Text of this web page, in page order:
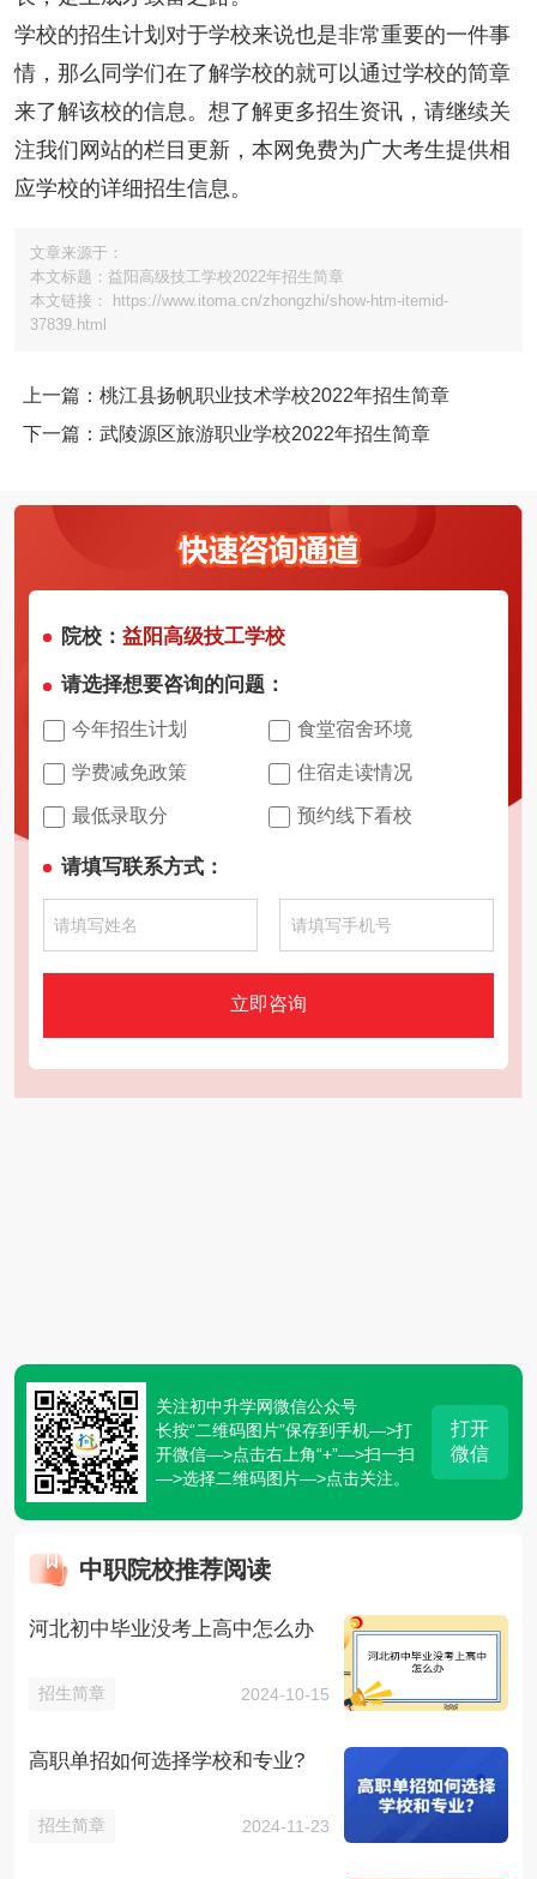
学校的招生计划对于学校来说也是非常重要的一件事
情，那么同学们在了解学校的就可以通过学校的简章
来了解该校的信息。想了解更多招生资讯，请继续关
注我们网站的栏目更新，本网免费为广大考生提供相
应学校的详细招生信息。
文章来源于：
本文标题：益阳高级技工学校2022年招生简章
本文链接： https://www.itoma.cn/zhongzhi/show-htm-itemid-
37839.html
上一篇：桃江县扬帆职业技术学校2022年招生简章
下一篇：武陵源区旅游职业学校2022年招生简章
院校：益阳高级技工学校
请选择想要咨询的问题：
今年招生计划 食堂宿舍环境
学费减免政策 住宿走读情况
最低录取分 预约线下看校
请填写联系方式：
立即咨询
关注初中升学网微信公众号
长按“二维码图片”保存到手机—>打
开微信—>点击右上角“+”—>扫一扫
—>选择二维码图片—>点击关注。
打开
微信
中职院校推荐阅读
河北初中毕业没考上高中怎么办
招生简章 2024-10-15
高职单招如何选择学校和专业?
招生简章 2024-11-23